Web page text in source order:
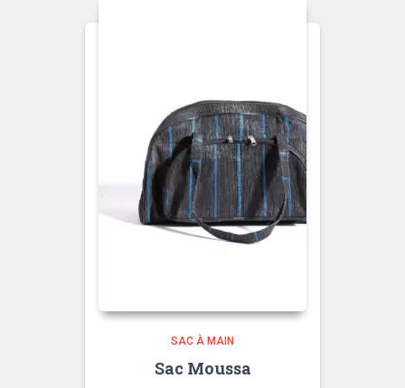
SAC À MAIN
Sac Moussa